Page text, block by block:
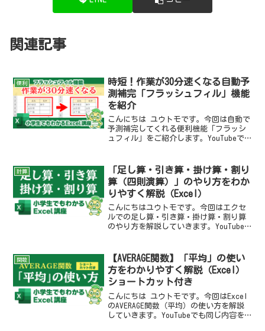
関連記事
便利
時短！作業が30分速くなる自動予
測補完「フラッシュフィル」機能
を紹介
こんにちは ユウトモです。今回は自動で
予測補完してくれる便利機能「フラッシ
ュフィル」をご紹介します。YouTubeで
「フラッシュフィル」ってなに？という
のを説明する前に実...
計算
「足し算・引き算・掛け算・割り
算（四則演算）」のやり方をわか
りやすく解説（Excel）
こんにちはユウトモです。今回はエクセ
ルでの足し算・引き算・掛け算・割り算
のやり方を解説していきます。YouTube
にはセルという物があります。上の画像
の数字の...
関数
【AVERAGE関数】「平均」の使い
方をわかりやすく解説（Excel）
ショートカット付き
こんにちは ユウトモです。今回はExcel
のAVERAGE関数（平均）の使い方を解説
していきます。YouTubeでも同じ内容を